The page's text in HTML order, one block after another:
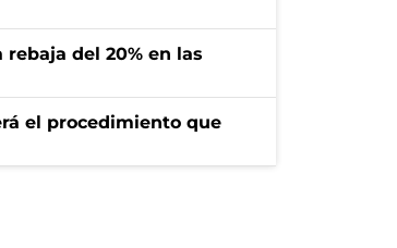
del 20% en las
el procedimiento que